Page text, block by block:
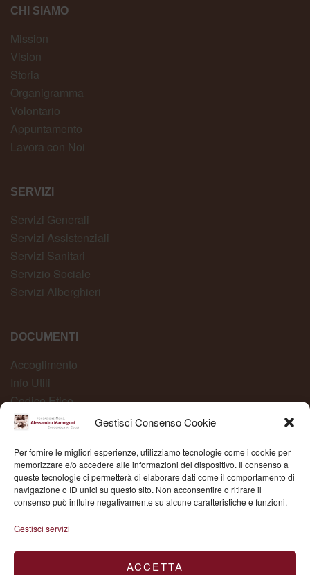
Gestisci Consenso Cookie
Per fornire le migliori esperienze, utilizziamo tecnologie come i cookie per
memorizzare e/o accedere alle informazioni del dispositivo. Il consenso a
queste tecnologie ci permetterà di elaborare dati come il comportamento di
navigazione o ID unici su questo sito. Non acconsentire o ritirare il
consenso può influire negativamente su alcune caratteristiche e funzioni.
Gestisci servizi
ACCETTA
CHI SIAMO
Mission
Vision
Storia
Organigramma
Volontario
Appuntamento
Lavora con Noi
SERVIZI
Servizi Generali
Servizi Assistenziali
Servizi Sanitari
Servizio Sociale
Servizi Alberghieri
DOCUMENTI
Accoglimento
Info Utili
Codice Etico
Carta dei Servizi
Whistleblowing
Fond. Mons. Alessandro Marangoni © 2025 | P.IVA